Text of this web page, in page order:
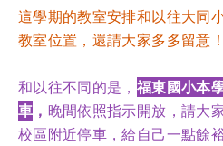
這學期的教室安排和以往大同
教室位置，還請大家多多留意！
和以往不同的是， 福東國小本
車 ， 晚間依照指示開放 ， 請大
校區附近停車，給自己一點餘